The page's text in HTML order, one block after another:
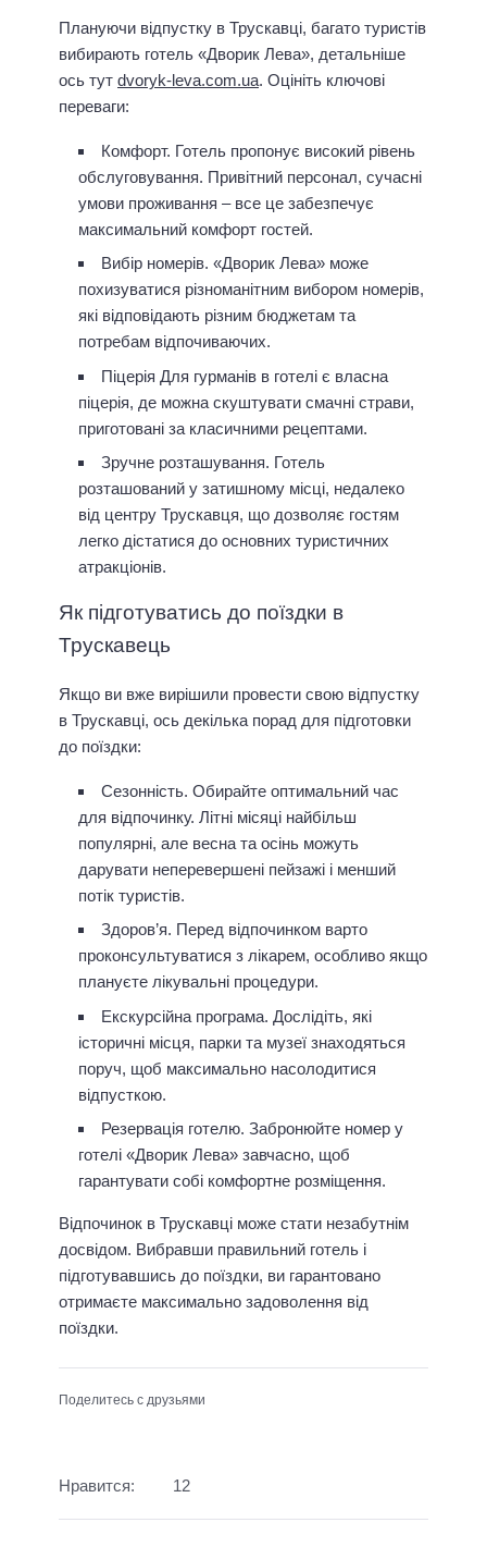
Плануючи відпустку в Трускавці, багато туристів
вибирають готель «Дворик Лева», детальніше
ось тут dvoryk-leva.com.ua. Оцініть ключові
переваги:
Комфорт. Готель пропонує високий рівень
обслуговування. Привітний персонал, сучасні
умови проживання – все це забезпечує
максимальний комфорт гостей.
Вибір номерів. «Дворик Лева» може
похизуватися різноманітним вибором номерів,
які відповідають різним бюджетам та
потребам відпочиваючих.
Піцерія Для гурманів в готелі є власна
піцерія, де можна скуштувати смачні страви,
приготовані за класичними рецептами.
Зручне розташування. Готель
розташований у затишному місці, недалеко
від центру Трускавця, що дозволяє гостям
легко дістатися до основних туристичних
атракціонів.
Як підготуватись до поїздки в
Трускавець
Якщо ви вже вирішили провести свою відпустку
в Трускавці, ось декілька порад для підготовки
до поїздки:
Сезонність. Обирайте оптимальний час
для відпочинку. Літні місяці найбільш
популярні, але весна та осінь можуть
дарувати неперевершені пейзажі і менший
потік туристів.
Здоров’я. Перед відпочинком варто
проконсультуватися з лікарем, особливо якщо
плануєте лікувальні процедури.
Екскурсійна програма. Дослідіть, які
історичні місця, парки та музеї знаходяться
поруч, щоб максимально насолодитися
відпусткою.
Резервація готелю. Забронюйте номер у
готелі «Дворик Лева» завчасно, щоб
гарантувати собі комфортне розміщення.
Відпочинок в Трускавці може стати незабутнім
досвідом. Вибравши правильний готель і
підготувавшись до поїздки, ви гарантовано
отримаєте максимально задоволення від
поїздки.
Поделитесь с друзьями
Нравится: 12